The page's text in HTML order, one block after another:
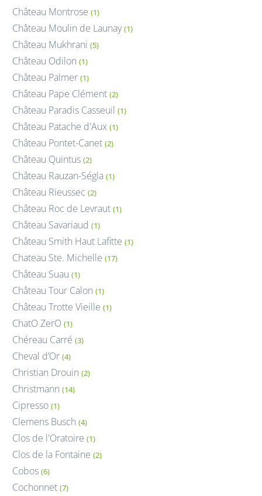
Château Montrose (1)
Château Moulin de Launay (1)
Château Mukhrani (5)
Château Odilon (1)
Château Palmer (1)
Château Pape Clément (2)
Château Paradis Casseuil (1)
Château Patache d'Aux (1)
Château Pontet-Canet (2)
Château Quintus (2)
Château Rauzan-Ségla (1)
Château Rieussec (2)
Château Roc de Levraut (1)
Château Savariaud (1)
Château Smith Haut Lafitte (1)
Chateau Ste. Michelle (17)
Château Suau (1)
Château Tour Calon (1)
Château Trotte Vieille (1)
ChatO ZerO (1)
Chéreau Carré (3)
Cheval d’Or (4)
Christian Drouin (2)
Christmann (14)
Cipresso (1)
Clemens Busch (4)
Clos de l'Oratoire (1)
Clos de la Fontaine (2)
Cobos (6)
Cochonnet (7)